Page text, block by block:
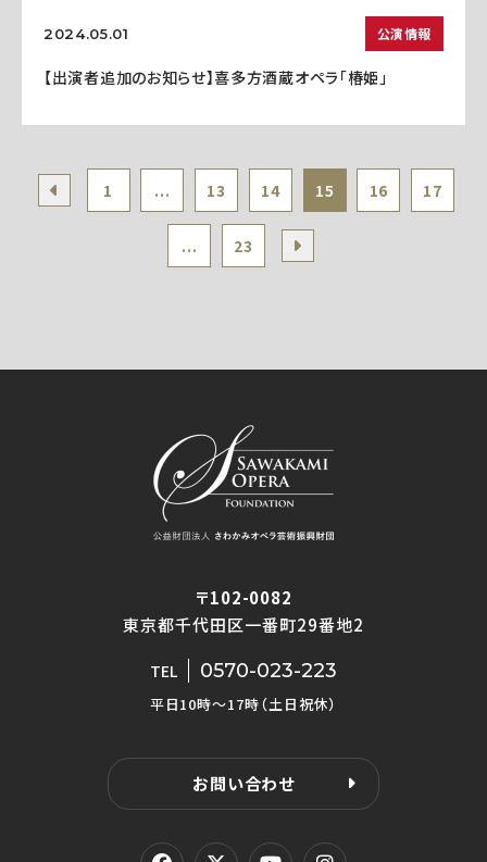
2024.05.01 公演情報
【出演者追加のお知らせ】喜多方酒蔵オペラ「椿姫」
1 ... 13 14 15 16 17
... 23
〒102-0082
東京都千代田区一番町29番地2
TEL 0570-023-223
平日10時〜17時（土日祝休）
お問い合わせ